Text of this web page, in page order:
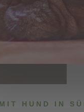
HUND IN